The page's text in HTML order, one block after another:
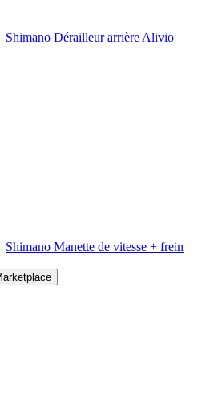
Shimano Dérailleur arrière Alivio
Shimano Manette de vitesse + frein